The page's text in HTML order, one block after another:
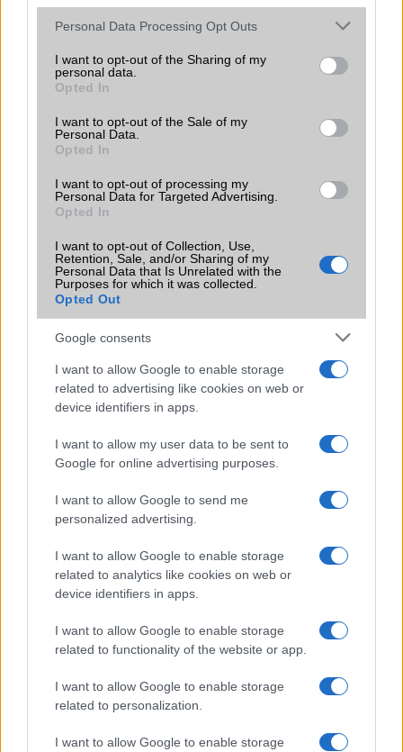
Please note that this website/app uses one or more Google
not limited to your visit or usage behaviour. You may click to
grant or deny consent to Google and its third-party tags to
use your data for below specified purposes in below Google
consent section.
Personal Data Processing Opt Outs
I want to opt-out of the Sharing of my
personal data.
Opted In
I want to opt-out of the Sale of my
Personal Data.
Opted In
I want to opt-out of processing my
Personal Data for Targeted Advertising.
Opted In
I want to opt-out of Collection, Use,
Retention, Sale, and/or Sharing of my
Personal Data that Is Unrelated with the
Purposes for which it was collected.
Opted Out
Google consents
I want to allow Google to enable storage
related to advertising like cookies on web or
device identifiers in apps.
I want to allow my user data to be sent to
Google for online advertising purposes.
I want to allow Google to send me
personalized advertising.
I want to allow Google to enable storage
related to analytics like cookies on web or
device identifiers in apps.
I want to allow Google to enable storage
related to functionality of the website or app.
I want to allow Google to enable storage
related to personalization.
I want to allow Google to enable storage
HÍRLEVÉL
webhelyet a reCAPTCHA védi. A Google
adatvédelmi irányelve
szolgáltatási feltételekérvényesek.
Korábbi hírlevelek
SZAVAZÁS
Megérné Önnek telefont váltani csak azért, mert az új modell dupla alap
Talán, ha más fejlesztések is vannak
Nem, nekem a mostani tárhely is elég
Inkább felhőben tárolok mindent
Korábbi szavazások eredményei